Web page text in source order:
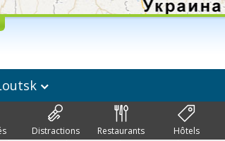
Distractions Restaurants Hôtels